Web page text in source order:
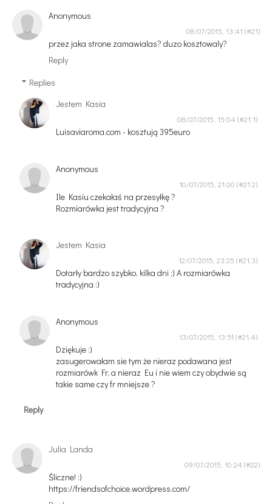
Anonymous
08/07/2015, 13:41
przez jaka strone zamawialas? duzo kosztowaly?
Reply
Replies
Jestem Kasia
08/07/2015, 15:04
Luisaviaroma.com - kosztują 395euro
Anonymous
10/07/2015, 21:00
Ile Kasiu czekałaś na przesyłkę ?
Rozmiarówka jest tradycyjna ?
Jestem Kasia
12/07/2015, 23:25
Dotarły bardzo szybko, kilka dni ;) A rozmiarówka
tradycyjna :)
Anonymous
13/07/2015, 13:51
Dziękuje :)
zasugerowałam sie tym że nieraz podawana jest
rozmiarówk Fr, a nieraz Eu i nie wiem czy obydwie są
takie same czy fr mniejsze ?
Reply
Julia Landa
09/07/2015, 10:24
Śliczne! :)
https://friendsofchoice.wordpress.com/